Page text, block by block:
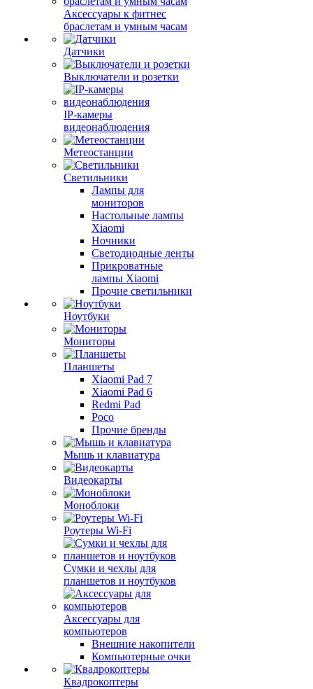
Аксессуары к фитнес
браслетам и умным часам
Датчики
Выключатели и розетки
IP-камеры
видеонаблюдения
Метеостанции
Светильники
Лампы для
мониторов
Настольные лампы
Xiaomi
Ночники
Светодиодные ленты
Прикроватные
лампы Xiaomi
Прочие светильники
Ноутбуки
Мониторы
Планшеты
Xiaomi Pad 7
Xiaomi Pad 6
Redmi Pad
Poco
Прочие бренды
Мышь и клавиатура
Видеокарты
Моноблоки
Роутеры Wi-Fi
Сумки и чехлы для
планшетов и ноутбуков
Аксессуары для
компьютеров
Внешние накопители
Компьютерные очки
Квадрокоптеры